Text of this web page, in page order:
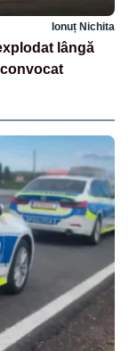
Ionuț Nichita
lângă